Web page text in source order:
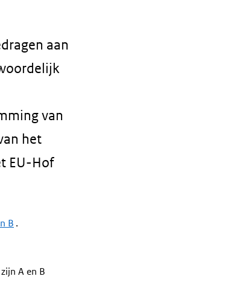
aan
van
het
EU-Hof
B .
A en B